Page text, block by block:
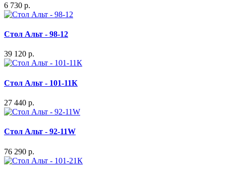
6 730 р.
Стол Альт - 98-12
39 120 р.
Стол Альт - 101-11К
27 440 р.
Стол Альт - 92-11W
76 290 р.